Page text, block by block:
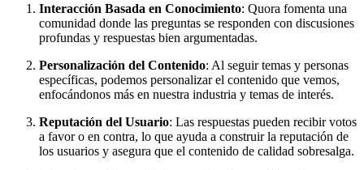
Interacción Basada en Conocimiento: Quora fomenta una
comunidad donde las preguntas se responden con discusiones
profundas y respuestas bien argumentadas.
Personalización del Contenido: Al seguir temas y personas
específicas, podemos personalizar el contenido que vemos,
enfocándonos más en nuestra industria y temas de interés.
Reputación del Usuario: Las respuestas pueden recibir votos
a favor o en contra, lo que ayuda a construir la reputación de
los usuarios y asegura que el contenido de calidad sobresalga.